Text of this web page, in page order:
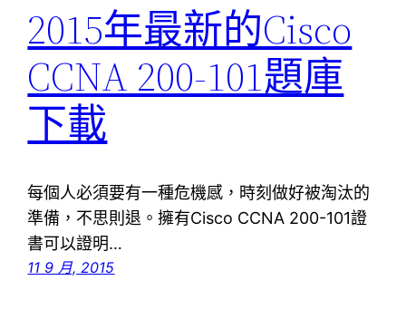
2015年最新的Cisco
CCNA 200-101題庫
下載
每個人必須要有一種危機感，時刻做好被淘汰的
準備，不思則退。擁有Cisco CCNA 200-101證
書可以證明…
11 9 月, 2015